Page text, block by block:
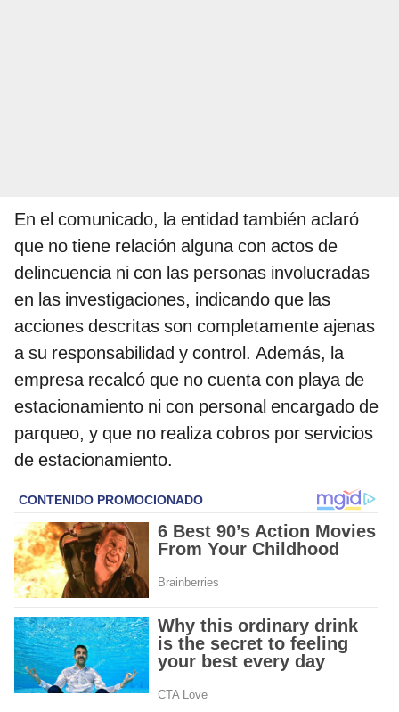
En el comunicado, la entidad también aclaró
que no tiene relación alguna con actos de
delincuencia ni con las personas involucradas
en las investigaciones, indicando que las
acciones descritas son completamente ajenas
a su responsabilidad y control. Además, la
empresa recalcó que no cuenta con playa de
estacionamiento ni con personal encargado de
parqueo, y que no realiza cobros por servicios
de estacionamiento.